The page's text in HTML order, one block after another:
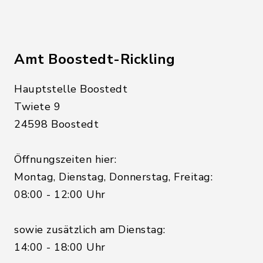
Amt Boostedt-Rickling
Hauptstelle Boostedt
Twiete 9
24598 Boostedt
Öffnungszeiten hier:
Montag, Dienstag, Donnerstag, Freitag:
08:00 - 12:00 Uhr
sowie zusätzlich am Dienstag:
14:00 - 18:00 Uhr